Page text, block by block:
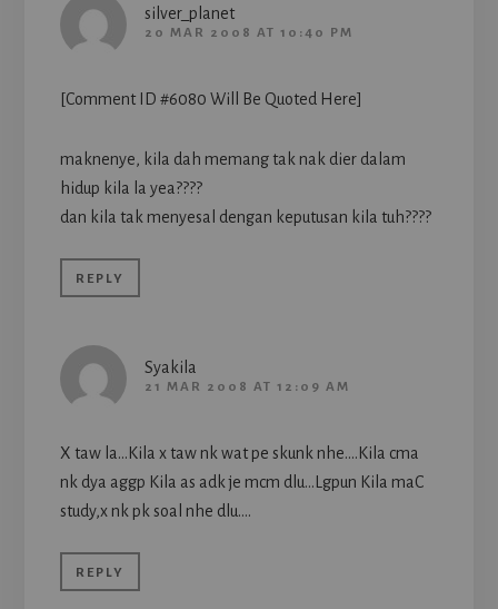
silver_planet
20 MAR 2008 AT 10:40 PM
[Comment ID #6080 Will Be Quoted Here]
maknenye, kila dah memang tak nak dier dalam
hidup kila la yea????
dan kila tak menyesal dengan keputusan kila tuh????
REPLY
Syakila
21 MAR 2008 AT 12:09 AM
X taw la…Kila x taw nk wat pe skunk nhe….Kila cma
nk dya aggp Kila as adk je mcm dlu…Lgpun Kila maC
study,x nk pk soal nhe dlu….
REPLY